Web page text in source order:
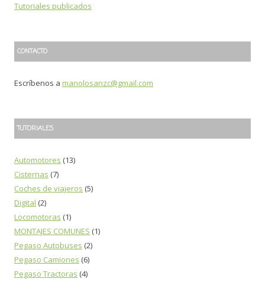
Tutoriales publicados
CONTACTO
Escríbenos a manolosanzc@gmail.com
TUTORIALES
Automotores (13)
Cisternas (7)
Coches de viajeros (5)
Digital (2)
Locomotoras (1)
MONTAJES COMUNES (1)
Pegaso Autobuses (2)
Pegaso Camiones (6)
Pegaso Tractoras (4)